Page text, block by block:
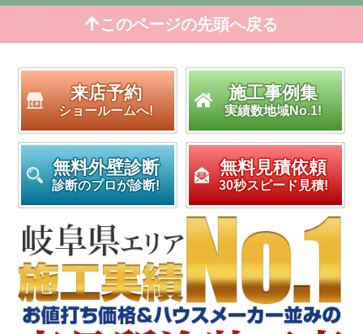
このページの先頭へ戻る
来店予約
ショールームへ!
施工事例集
実績数地域No.1!
無料外壁診断
診断のプロが診断!
無料見積依頼
30秒スピード見積!